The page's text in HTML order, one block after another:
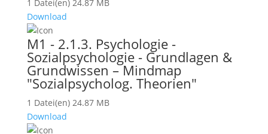
1 Datei(en) 24.87 MB
Download
M1 - 2.1.3. Psychologie -
Sozialpsychologie - Grundlagen &
Grundwissen – Mindmap
"Sozialpsycholog. Theorien"
1 Datei(en) 24.87 MB
Download